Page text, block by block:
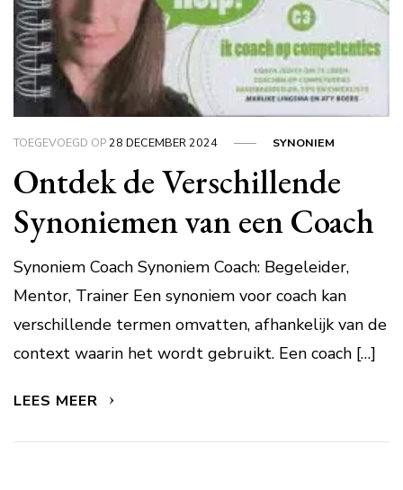
TOEGEVOEGD OP28 DECEMBER 2024 SYNONIEM
Ontdek de Verschillende
Synoniemen van een Coach
Synoniem Coach Synoniem Coach: Begeleider,
Mentor, Trainer Een synoniem voor coach kan
verschillende termen omvatten, afhankelijk van de
context waarin het wordt gebruikt. Een coach […]
LEES MEER